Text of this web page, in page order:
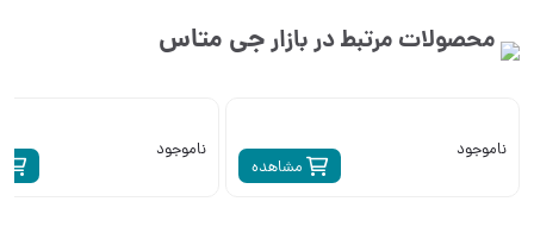
محصولات مرتبط در بازارجی متاس
مشاهده
ناموجود ناموجود